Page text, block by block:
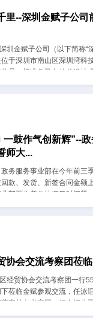
里--深圳金赋子公司
圳金赋子公司（以下简称“
于深圳市南山区深圳湾科
是一场准备已久的前沿技
明白、听...
一鼓作气创新辉”--
师大...
务服务事业部在今年前三
款、发货、新签合同金额
部面临着各地项目时间紧
心协力，发挥最...
协会交流考察团莅
经贸协会交流考察团一行
莅临金赋参观交流，任泳
事长向考察团一行介绍公
历程以及在...